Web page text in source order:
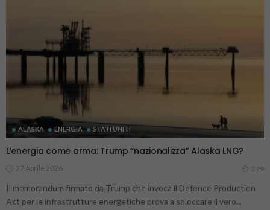
ALASKA ENERGIA STATI UNITI
L’energia come arma: Trump “nazionalizza” Alaska LNG?
27 Aprile 2026 279
Il memorandum firmato da Trump che invoca il Defence Production
Act per le infrastrutture energetiche prova a sbloccare il vero...